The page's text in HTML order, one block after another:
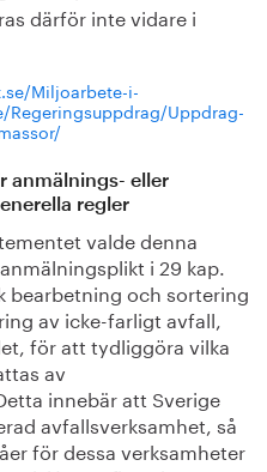
därför inte vidare i
Miljoarbete-i-
Uppdrag-
anmälnings- eller
regler
valde denna
i 29 kap.
bearbetning och sortering
av icke-farligt avfall,
för att tydliggöra vilka
av
innebär att Sverige
avfallsverksamhet, så
för dessa verksamheter